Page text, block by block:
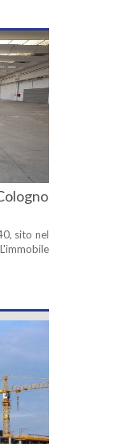
sito nel